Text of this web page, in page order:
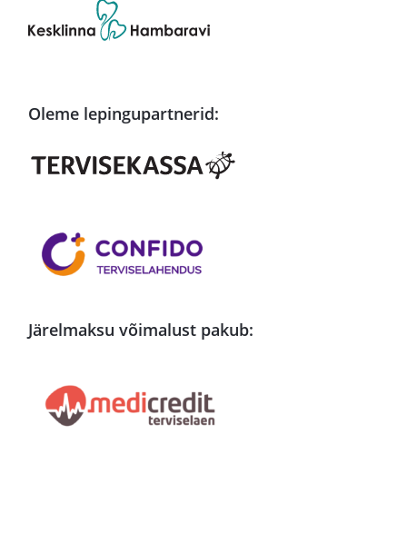
Oleme lepingupartnerid:
Järelmaksu võimalust pakub: